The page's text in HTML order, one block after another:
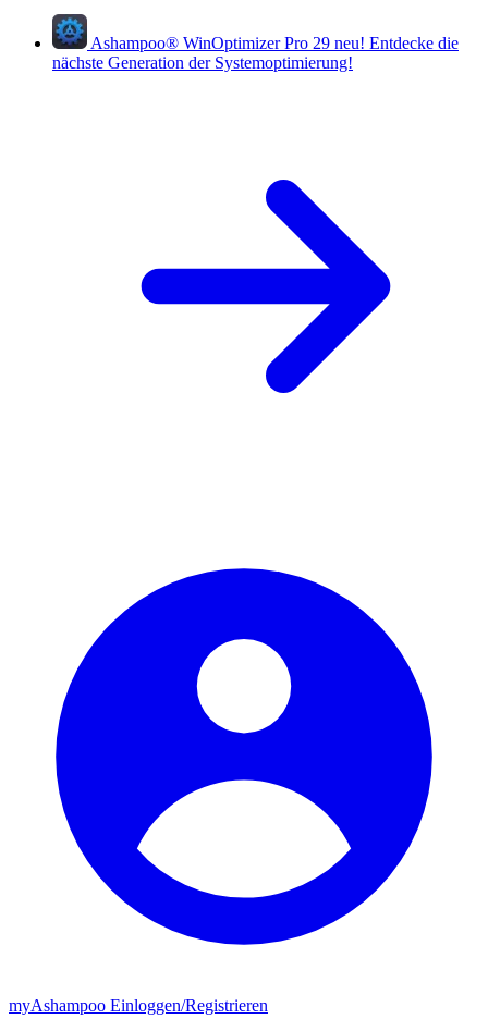
Ashampoo® WinOptimizer Pro 29 neu! Entdecke die
nächste Generation der Systemoptimierung!
myAshampoo Einloggen/Registrieren